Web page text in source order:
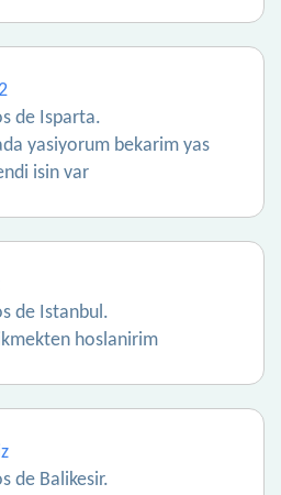
de Isparta.
yasiyorum bekarim yas
isin var
de Istanbul.
hoslanirim
de Balikesir.